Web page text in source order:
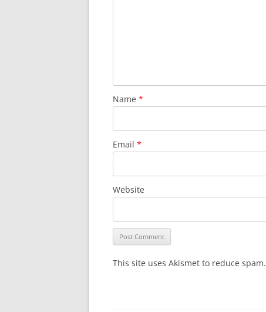
Name *
Email *
Website
This site uses Akismet to reduce spam.